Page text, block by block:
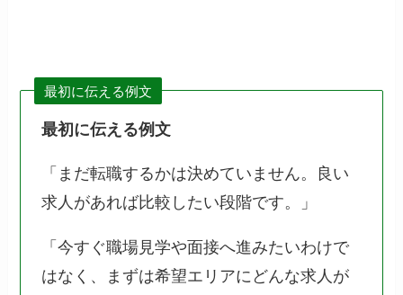
最初に伝える例文
最初に伝える例文
「まだ転職するかは決めていません。良い
求人があれば比較したい段階です。」
「今すぐ職場見学や面接へ進みたいわけで
はなく、まずは希望エリアにどんな求人が